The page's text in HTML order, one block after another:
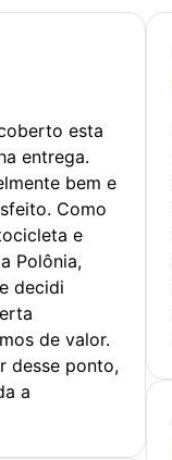
esta
entrega.
bem e
Como
e
Polônia,
decidi
de valor.
desse ponto,
a